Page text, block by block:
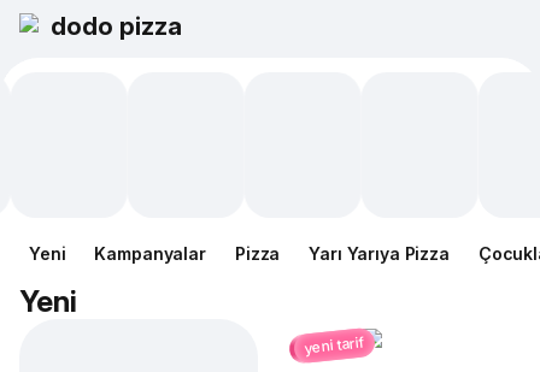
dodo pizza
Yeni Kampanyalar Pizza Yarı Yarıya Pizza
Yeni
yeni tarif